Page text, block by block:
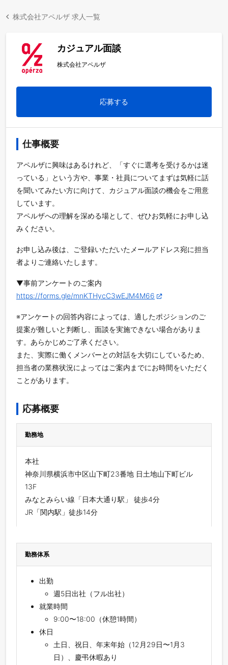
株式会社アペルザ 求人一覧
カジュアル面談
株式会社アペルザ
応募する
仕事概要
アペルザに興味はあるけれど、「すぐに選考を受けるかは迷
っている」という方や、事業・社員についてまずは気軽に話
を聞いてみたい方に向けて、カジュアル面談の機会をご用意
しています。
アペルザへの理解を深める場として、ぜひお気軽にお申し込
みください。
お申し込み後は、ご登録いただいたメールアドレス宛に担当
者よりご連絡いたします。
▼事前アンケートのご案内
https://forms.gle/mnKTHycC3wEJM4M66
※アンケートの回答内容によっては、適したポジションのご
提案が難しいと判断し、面談を実施できない場合がありま
す。あらかじめご了承ください。
また、実際に働くメンバーとの対話を大切にしているため、
担当者の業務状況によってはご案内までにお時間をいただく
ことがあります。
応募概要
勤務地
本社
神奈川県横浜市中区山下町23番地 日土地山下町ビル
13F
みなとみらい線「日本大通り駅」 徒歩4分
JR「関内駅」徒歩14分
勤務体系
出勤
週5日出社（フル出社）
就業時間
9:00〜18:00（休憩1時間）
休⽇
⼟⽇、祝⽇、年末年始（12月29日〜1月3
日）、慶弔休暇あり